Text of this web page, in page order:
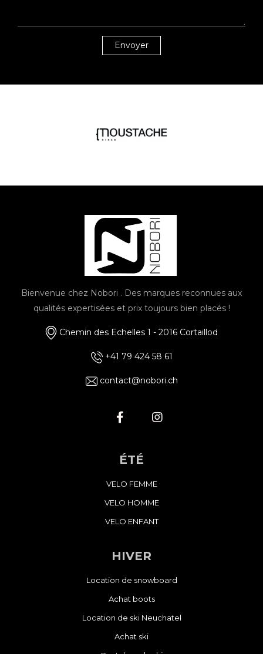
Envoyer
Bienvenue chez Nobori . Des marques reconnues aux
qualités expertisées et prix toujours bien placés !
Chemin des Echelles 1 - 2016 Cortaillod
+41 79 424 58 61
contact@nobori.ch
ÉTÉ
VELO FEMME
VELO HOMME
VELO ENFANT
HIVER
Location de snowboard
Achat boots
Location de ski Neuchatel
Achat ski